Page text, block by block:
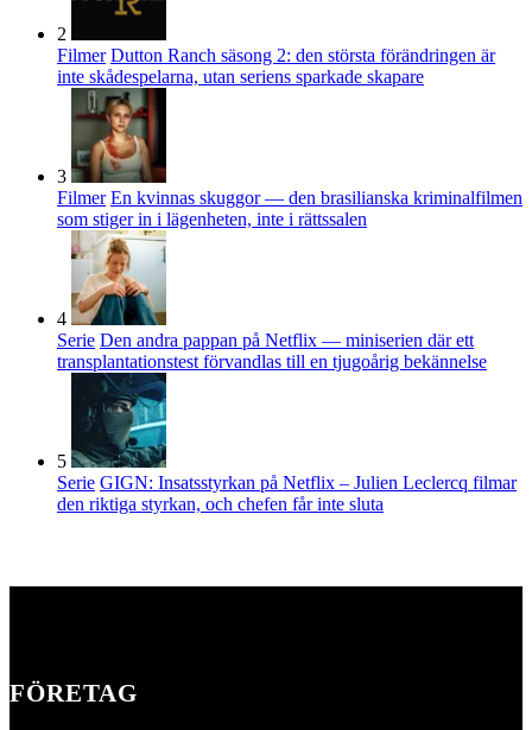
2
Filmer Dutton Ranch säsong 2: den största förändringen är
inte skådespelarna, utan seriens sparkade skapare
3
Filmer En kvinnas skuggor — den brasilianska kriminalfilmen
som stiger in i lägenheten, inte i rättssalen
4
Serie Den andra pappan på Netflix — miniserien där ett
transplantationstest förvandlas till en tjugoårig bekännelse
5
Serie GIGN: Insatsstyrkan på Netflix – Julien Leclercq filmar
den riktiga styrkan, och chefen får inte sluta
FÖRETAG